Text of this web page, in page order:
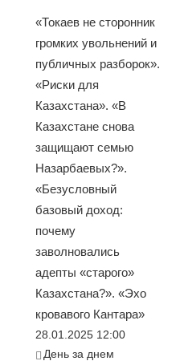
«Токаев не сторонник
громких увольнений и
публичных разборок».
«Риски для
Казахстана». «В
Казахстане снова
защищают семью
Назарбаевых?».
«Безусловный
базовый доход:
почему
заволновались
адепты «старого»
Казахстана?». «Эхо
кровавого Кантара»
28.01.2025 12:00
День за днем